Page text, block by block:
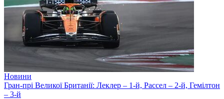
Новини
Гран-прі Великої Британії: Леклер – 1-й, Рассел – 2-й, Гемілтон
– 3-й